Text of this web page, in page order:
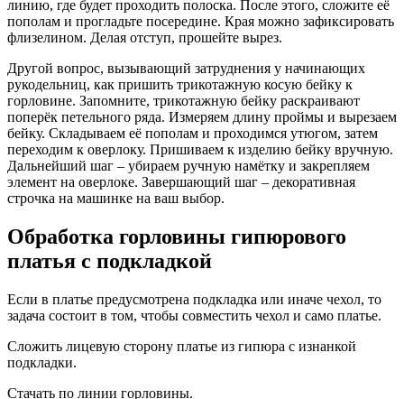
линию, где будет проходить полоска. После этого, сложите её
пополам и прогладьте посередине. Края можно зафиксировать
флизелином. Делая отступ, прошейте вырез.
Другой вопрос, вызывающий затруднения у начинающих
рукодельниц, как пришить трикотажную косую бейку к
горловине. Запомните, трикотажную бейку раскраивают
поперёк петельного ряда. Измеряем длину проймы и вырезаем
бейку. Складываем её пополам и проходимся утюгом, затем
переходим к оверлоку. Пришиваем к изделию бейку вручную.
Дальнейший шаг – убираем ручную намётку и закрепляем
элемент на оверлоке. Завершающий шаг – декоративная
строчка на машинке на ваш выбор.
Обработка горловины гипюрового
платья с подкладкой
Если в платье предусмотрена подкладка или иначе чехол, то
задача состоит в том, чтобы совместить чехол и само платье.
Сложить лицевую сторону платье из гипюра с изнанкой
подкладки.
Стачать по линии горловины.